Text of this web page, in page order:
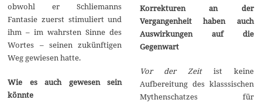
obwohl er Schliemanns
Fantasie zuerst stimuliert und
ihm – im wahrsten Sinne des
Wortes – seinen zukünftigen
Weg gewiesen hatte.
Wie es auch gewesen sein
könnte
Korrekturen an der
Vergangenheit haben auch
Auswirkungen auf die
Gegenwart
Vor der Zeitist keine
Aufbereitung des klasssischen
Mythenschatzes für